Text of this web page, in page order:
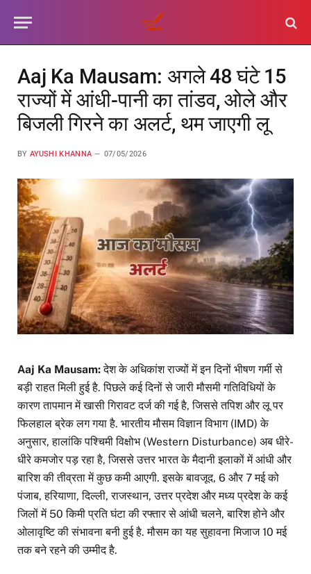
Aaj Ka Mausam: अगले 48 घंटे 15
राज्यों में आंधी-पानी का तांडव, ओले और
बिजली गिरने का अलर्ट, थम जाएगी लू
BY AYUSHI KHANNA 07/05/2026
Aaj Ka Mausam:देश के अधिकांश राज्यों में इन दिनों भीषण गर्मी से
बड़ी राहत मिली हुई है. पिछले कई दिनों से जारी मौसमी गतिविधियों के
कारण तापमान में खासी गिरावट दर्ज की गई है, जिससे तपिश और लू पर
फिलहाल ब्रेक लग गया है. भारतीय मौसम विज्ञान विभाग (IMD) के
अनुसार, हालांकि पश्चिमी विक्षोभ (Western Disturbance) अब धीरे-
धीरे कमजोर पड़ रहा है, जिससे उत्तर भारत के मैदानी इलाकों में आंधी और
बारिश की तीव्रता में कुछ कमी आएगी. इसके बावजूद, 6 और 7 मई को
पंजाब, हरियाणा, दिल्ली, राजस्थान, उत्तर प्रदेश और मध्य प्रदेश के कई
जिलों में 50 किमी प्रति घंटा की रफ्तार से आंधी चलने, बारिश होने और
ओलावृष्टि की संभावना बनी हुई है. मौसम का यह सुहावना मिजाज 10 मई
तक बने रहने की उम्मीद है.